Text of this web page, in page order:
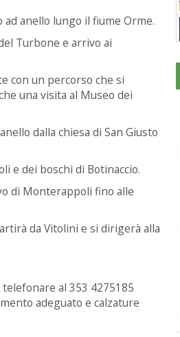
anello lungo il fiume Orme.
Turbone e arrivo ai
con un percorso che si
una visita al Museo dei
dalla chiesa di San Giusto
e dei boschi di Botinaccio.
di Monterappoli fino alle
da Vitolini e si dirigerà alla
al 353 4275185
adeguato e calzature